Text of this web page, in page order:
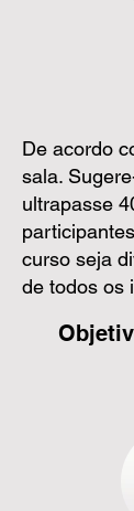
De acordo
sala.
ultrapasse
curso seja
de todos os